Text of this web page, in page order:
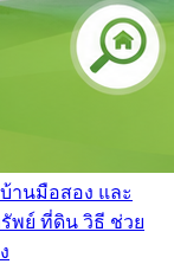
านมือสอง และ
พย์ ที่ดิน วิธี ช่วย